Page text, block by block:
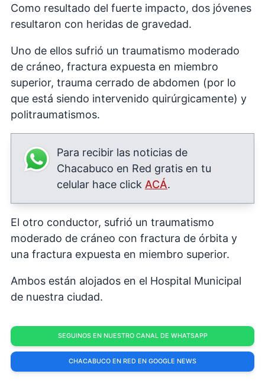
Como resultado del fuerte impacto, dos jóvenes
resultaron con heridas de gravedad.
Uno de ellos sufrió un traumatismo moderado
de cráneo, fractura expuesta en miembro
superior, trauma cerrado de abdomen (por lo
que está siendo intervenido quirúrgicamente) y
politraumatismos.
Para recibir las noticias de
Chacabuco en Red gratis en tu
celular hace click ACÁ.
El otro conductor, sufrió un traumatismo
moderado de cráneo con fractura de órbita y
una fractura expuesta en miembro superior.
Ambos están alojados en el Hospital Municipal
de nuestra ciudad.
SEGUINOS EN NUESTRO CANAL DE WHATSAPP
CHACABUCO EN RED EN GOOGLE NEWS